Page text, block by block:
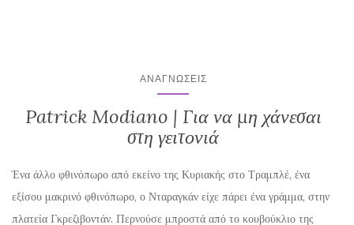
ΑΝΑΓΝΏΣΕΙΣ
Patrick Modiano | Για να μη χάνεσαι
στη γειτονιά
Ένα άλλο φθινόπωρο από εκείνο της Κυριακής στο Τραμπλέ, ένα
εξίσου μακρινό φθινόπωρο, ο Νταραγκάν είχε πάρει ένα γράμμα, στην
πλατεία Γκρεζιβοντάν. Περνούσε μπροστά από το κουβούκλιο της